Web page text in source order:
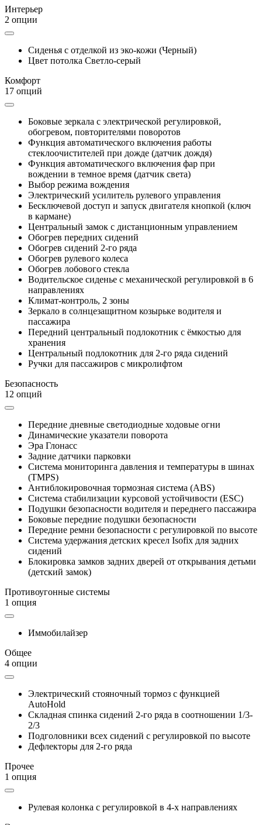
Интерьер
2 опции
Сиденья с отделкой из эко-кожи (Черный)
Цвет потолка Светло-серый
Комфорт
17 опций
Боковые зеркала с электрической регулировкой,
обогревом, повторителями поворотов
Функция автоматического включения работы
стеклоочистителей при дожде (датчик дождя)
Функция автоматического включения фар при
вождении в темное время (датчик света)
Выбор режима вождения
Электрический усилитель рулевого управления
Бесключевой доступ и запуск двигателя кнопкой (ключ
в кармане)
Центральный замок с дистанционным управлением
Обогрев передних сидений
Обогрев сидений 2-го ряда
Обогрев рулевого колеса
Обогрев лобового стекла
Водительское сиденье с механической регулировкой в 6
направлениях
Климат-контроль, 2 зоны
Зеркало в солнцезащитном козырьке водителя и
пассажира
Передний центральный подлокотник с ёмкостью для
хранения
Центральный подлокотник для 2-го ряда сидений
Ручки для пассажиров с микролифтом
Безопасность
12 опций
Передние дневные светодиодные ходовые огни
Динамические указатели поворота
Эра Глонасс
Задние датчики парковки
Система мониторинга давления и температуры в шинах
(TMPS)
Антиблокировочная тормозная система (ABS)
Система стабилизации курсовой устойчивости (ESC)
Подушки безопасности водителя и переднего пассажира
Боковые передние подушки безопасности
Передние ремни безопасности с регулировкой по высоте
Система удержания детских кресел Isofix для задних
сидений
Блокировка замков задних дверей от открывания детьми
(детский замок)
Противоугонные системы
1 опция
Иммобилайзер
Общее
4 опции
Электрический стояночный тормоз с функцией
AutoHold
Складная спинка сидений 2-го ряда в соотношении 1/3-
2/3
Подголовники всех сидений с регулировкой по высоте
Дефлекторы для 2-го ряда
Прочее
1 опция
Рулевая колонка с регулировкой в 4-х направлениях